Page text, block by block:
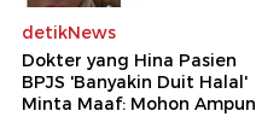
detikNews
Dokter yang Hina Pasien
BPJS 'Banyakin Duit Halal'
Minta Maaf: Mohon Ampun